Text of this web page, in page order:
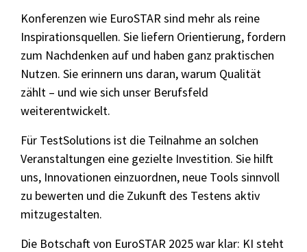
Konferenzen wie EuroSTAR sind mehr als reine
Inspirationsquellen. Sie liefern Orientierung, fordern
zum Nachdenken auf und haben ganz praktischen
Nutzen. Sie erinnern uns daran, warum Qualität
zählt – und wie sich unser Berufsfeld
weiterentwickelt.
Für TestSolutions ist die Teilnahme an solchen
Veranstaltungen eine gezielte Investition. Sie hilft
uns, Innovationen einzuordnen, neue Tools sinnvoll
zu bewerten und die Zukunft des Testens aktiv
mitzugestalten.
Die Botschaft von EuroSTAR 2025 war klar: KI steht